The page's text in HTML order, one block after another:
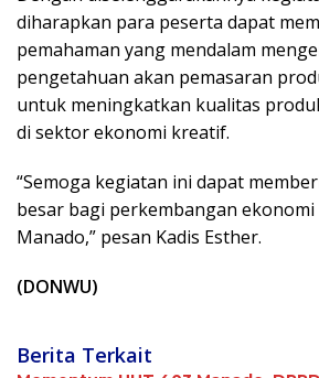
diharapkan para peserta dapat
pemahaman yang mendalam
pengetahuan akan pemasaran
untuk meningkatkan kualitas
di sektor ekonomi kreatif.
“Semoga kegiatan ini dapat
besar bagi perkembangan
Manado,” pesan Kadis Esther.
(DONWU)
Berita Terkait